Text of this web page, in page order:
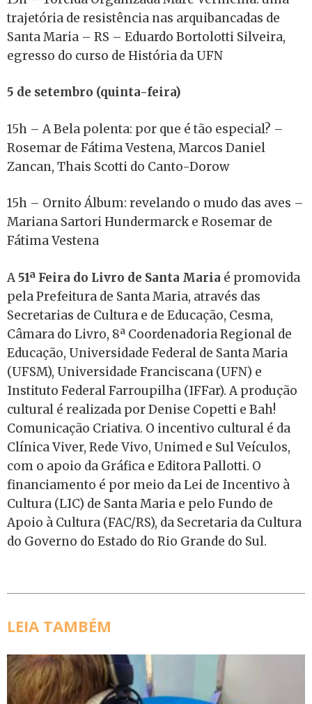
trajetória de resistência nas arquibancadas de
Santa Maria – RS – Eduardo Bortolotti Silveira,
egresso do curso de História da UFN
5 de setembro (quinta-feira)
15h – A Bela polenta: por que é tão especial? –
Rosemar de Fátima Vestena, Marcos Daniel
Zancan, Thais Scotti do Canto-Dorow
15h – Ornito Álbum: revelando o mudo das aves –
Mariana Sartori Hundermarck e Rosemar de
Fátima Vestena
A 51ª Feira do Livro de Santa Maria é promovida
pela Prefeitura de Santa Maria, através das
Secretarias de Cultura e de Educação, Cesma,
Câmara do Livro, 8ª Coordenadoria Regional de
Educação, Universidade Federal de Santa Maria
(UFSM), Universidade Franciscana (UFN) e
Instituto Federal Farroupilha (IFFar). A produção
cultural é realizada por Denise Copetti e Bah!
Comunicação Criativa. O incentivo cultural é da
Clínica Viver, Rede Vivo, Unimed e Sul Veículos,
com o apoio da Gráfica e Editora Pallotti. O
financiamento é por meio da Lei de Incentivo à
Cultura (LIC) de Santa Maria e pelo Fundo de
Apoio à Cultura (FAC/RS), da Secretaria da Cultura
do Governo do Estado do Rio Grande do Sul.
LEIA TAMBÉM